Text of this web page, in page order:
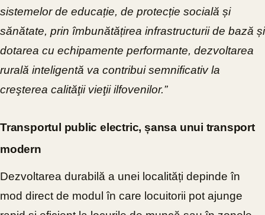
sistemelor de educație, de protecție socială și
sănătate, prin îmbunătățirea infrastructurii de bază și
dotarea cu echipamente performante, dezvoltarea
rurală inteligentă va contribui semnificativ la
creşterea calităţii vieţii ilfovenilor.”
Transportul public electric, șansa unui transport
modern
Dezvoltarea durabilă a unei localități depinde în
mod direct de modul în care locuitorii pot ajunge